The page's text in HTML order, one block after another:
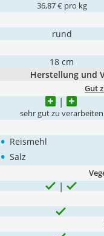
36,87 € pro kg
rund
18 cm
Herstellung und
Gut
sehr gut zu verarbeiten
• Reismehl
• Salz